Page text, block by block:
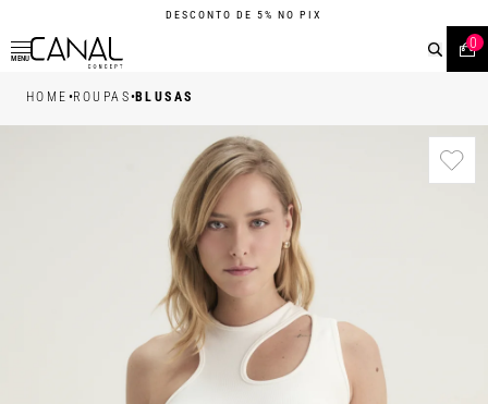
DESCONTO DE 5% NO PIX
MENU
0
HOME •ROUPAS•BLUSAS